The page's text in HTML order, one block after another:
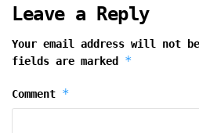
Leave a Reply
Your email address will not
fields are marked *
Comment *